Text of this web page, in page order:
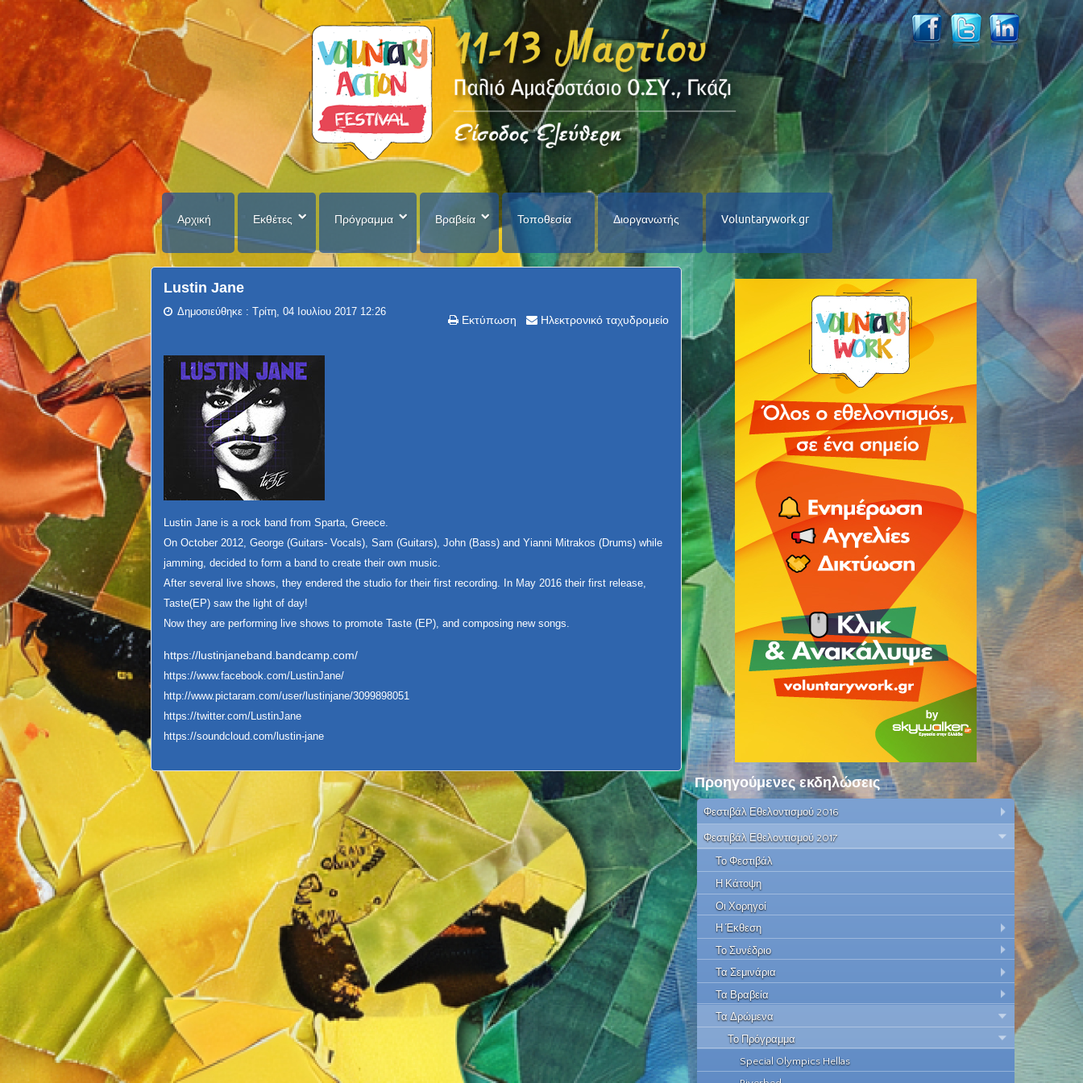
Αρχική Εκθέτες Πρόγραμμα Βραβεία Τοποθεσία Διοργανωτής Voluntarywork.gr
Lustin Jane
Εκτύπωση Ηλεκτρονικό ταχυδρομείο
Δημοσιεύθηκε : Τρίτη, 04 Ιουλίου 2017 12:26
Lustin Jane is a rock band from Sparta, Greece.
On October 2012, George (Guitars- Vocals), Sam (Guitars), John (Bass) and Yianni Mitrakos (Drums) while
jamming, decided to form a band to create their own music.
After several live shows, they endered the studio for their first recording. In May 2016 their first release,
Taste(EP) saw the light of day!
Now they are performing live shows to promote Taste (EP), and composing new songs.
https://lustinjaneband.bandcamp.com/
https://www.facebook.com/LustinJane/
http://www.pictaram.com/user/lustinjane/3099898051
https://twitter.com/LustinJane
https://soundcloud.com/lustin-jane
Προηγούμενες εκδηλώσεις
Φεστιβάλ Εθελοντισμού 2016
Φεστιβάλ Εθελοντισμού 2017
Το Φεστιβάλ
Η Κάτοψη
Οι Χορηγοί
Η Έκθεση
Το Συνέδριο
Τα Σεμινάρια
Τα Βραβεία
Τα Δρώμενα
Το Πρόγραμμα
Special Olympics Hellas